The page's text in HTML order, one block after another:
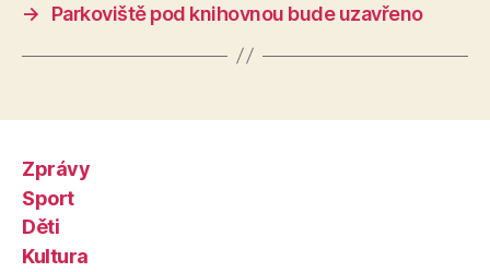
→
Parkoviště pod knihovnou bude uzavřeno
Zprávy
Sport
Děti
Kultura